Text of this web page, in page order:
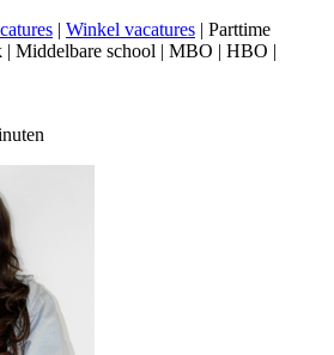
| Winkel vacatures | Parttime
| Middelbare school | MBO | HBO |